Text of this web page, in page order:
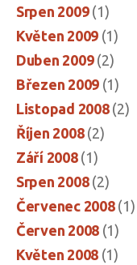
Srpen 2009(1)
Květen 2009 (1)
Duben 2009(2)
Březen 2009 (1)
Listopad 2008(2)
Říjen 2008(2)
Září 2008(1)
Srpen 2008(2)
Červenec 2008(1)
Červen 2008 (1)
Květen 2008 (1)